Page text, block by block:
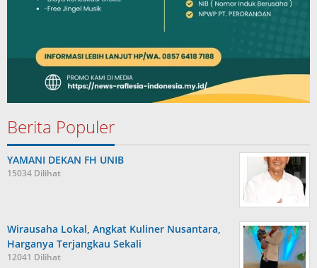
Berita Populer
YAMANI DEKAN FH UNIB
15034 Dilihat
Wirausaha Lokal, Angkat Kuliner Nusantara,
Harganya Terjangkau Sekali
12041 Dilihat